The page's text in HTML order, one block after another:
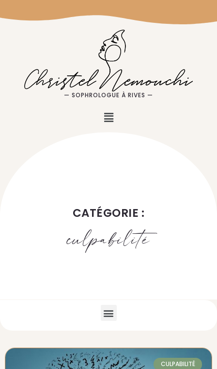
— SOPHROLOGUE À RIVES —
CATÉGORIE :
culpabilité
CULPABILITÉ